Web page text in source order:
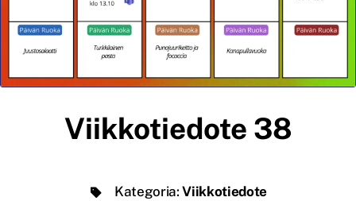
Viikkotiedote 38
Kategoria: Viikkotiedote